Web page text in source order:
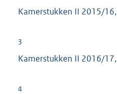
Kamerstukken II 2015/16,
3
Kamerstukken II 2016/17,
4